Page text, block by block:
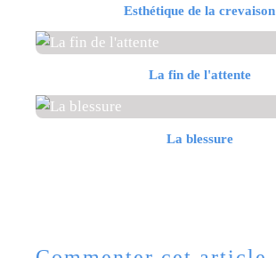
Esthétique de la crevaison
La fin de l'attente
La blessure